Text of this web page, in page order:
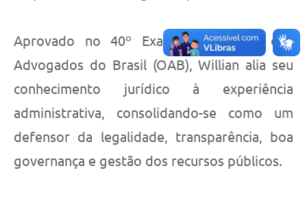
Aprovado no 40º Exame da Ordem dos
Advogados do Brasil (OAB), Willian alia seu
conhecimento jurídico à experiência
administrativa, consolidando-se como um
defensor da legalidade, transparência, boa
governança e gestão dos recursos públicos.